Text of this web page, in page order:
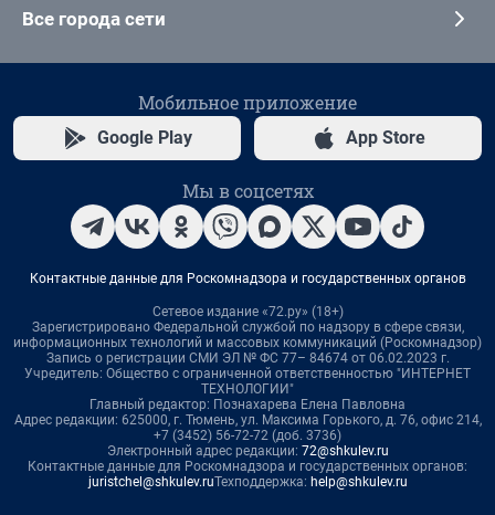
Все города сети
Мобильное приложение
Google Play App Store
Мы в соцсетях
Контактные данные для Роскомнадзора и государственных органов
Сетевое издание «72.ру» (18+)
Зарегистрировано Федеральной службой по надзору в сфере связи,
информационных технологий и массовых коммуникаций (Роскомнадзор)
Запись о регистрации СМИ ЭЛ № ФС 77– 84674 от 06.02.2023 г.
Учредитель: Общество с ограниченной ответственностью "ИНТЕРНЕТ
ТЕХНОЛОГИИ"
Главный редактор: Познахарева Елена Павловна
Адрес редакции: 625000, г. Тюмень, ул. Максима Горького, д. 76, офис 214,
+7 (3452) 56-72-72 (доб. 3736)
Электронный адрес редакции: 72@shkulev.ru
Контактные данные для Роскомнадзора и государственных органов:
juristchel@shkulev.ruТехподдержка: help@shkulev.ru